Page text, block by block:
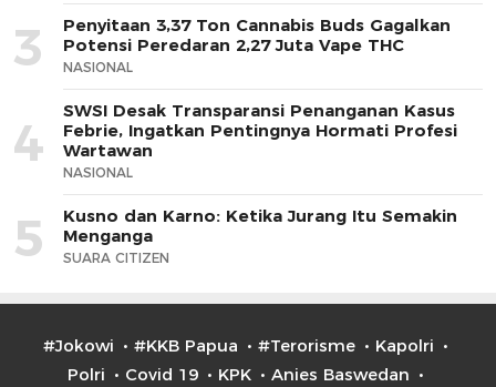
3
Penyitaan 3,37 Ton Cannabis Buds Gagalkan
Potensi Peredaran 2,27 Juta Vape THC
NASIONAL
4
SWSI Desak Transparansi Penanganan Kasus
Febrie, Ingatkan Pentingnya Hormati Profesi
Wartawan
NASIONAL
5
Kusno dan Karno: Ketika Jurang Itu Semakin
Menganga
SUARA CITIZEN
#Jokowi #KKB Papua #Terorisme
Kapolri
Polri
Covid 19 KPK
Anies Baswedan